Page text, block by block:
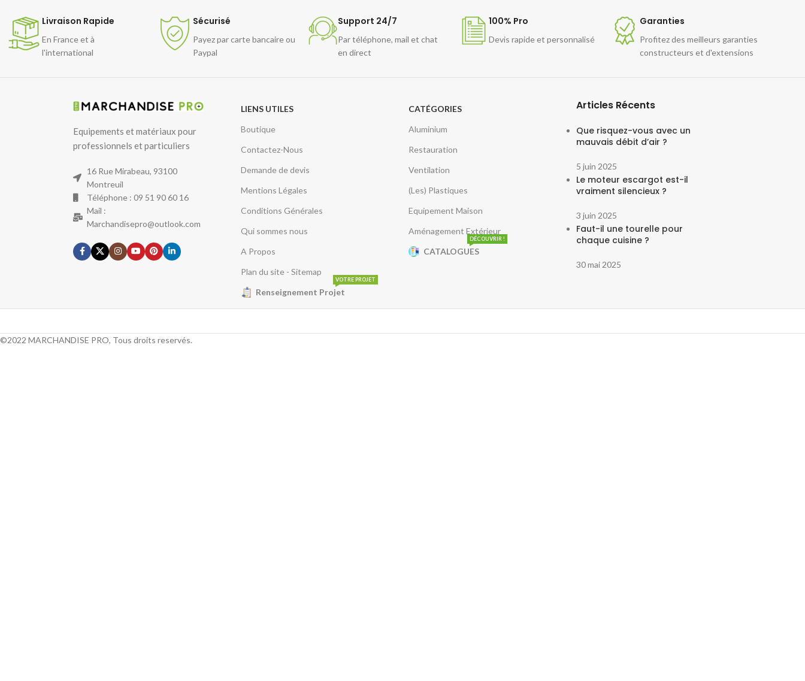
Livraison Rapide
En France et à
l'international
Sécurisé
Payez par carte bancaire ou
Paypal
Support 24/7
Par téléphone, mail et chat
en direct
100% Pro
Devis rapide et personnalisé
Garanties
Profitez des meilleurs garanties
constructeurs et d'extensions
Equipements et matériaux pour
professionnels et particuliers
16 Rue Mirabeau, 93100
Montreuil
Téléphone : 09 51 90 60 16
Mail :
Marchandisepro@outlook.com
LIENS UTILES
Boutique
Contactez-Nous
Demande de devis
Mentions Légales
Conditions Générales
Qui sommes nous
A Propos
Plan du site - Sitemap
Renseignement Projet
VOTRE PROJET
CATÉGORIES
Aluminium
Restauration
Ventilation
(Les) Plastiques
Equipement Maison
Aménagement Extérieur
CATALOGUES
DÉCOUVRIR !
Articles Récents
Que risquez-vous avec un
mauvais débit d’air ?
5 juin 2025
Le moteur escargot est-il
vraiment silencieux ?
3 juin 2025
Faut-il une tourelle pour
chaque cuisine ?
30 mai 2025
©2022 MARCHANDISE PRO, Tous droits reservés.